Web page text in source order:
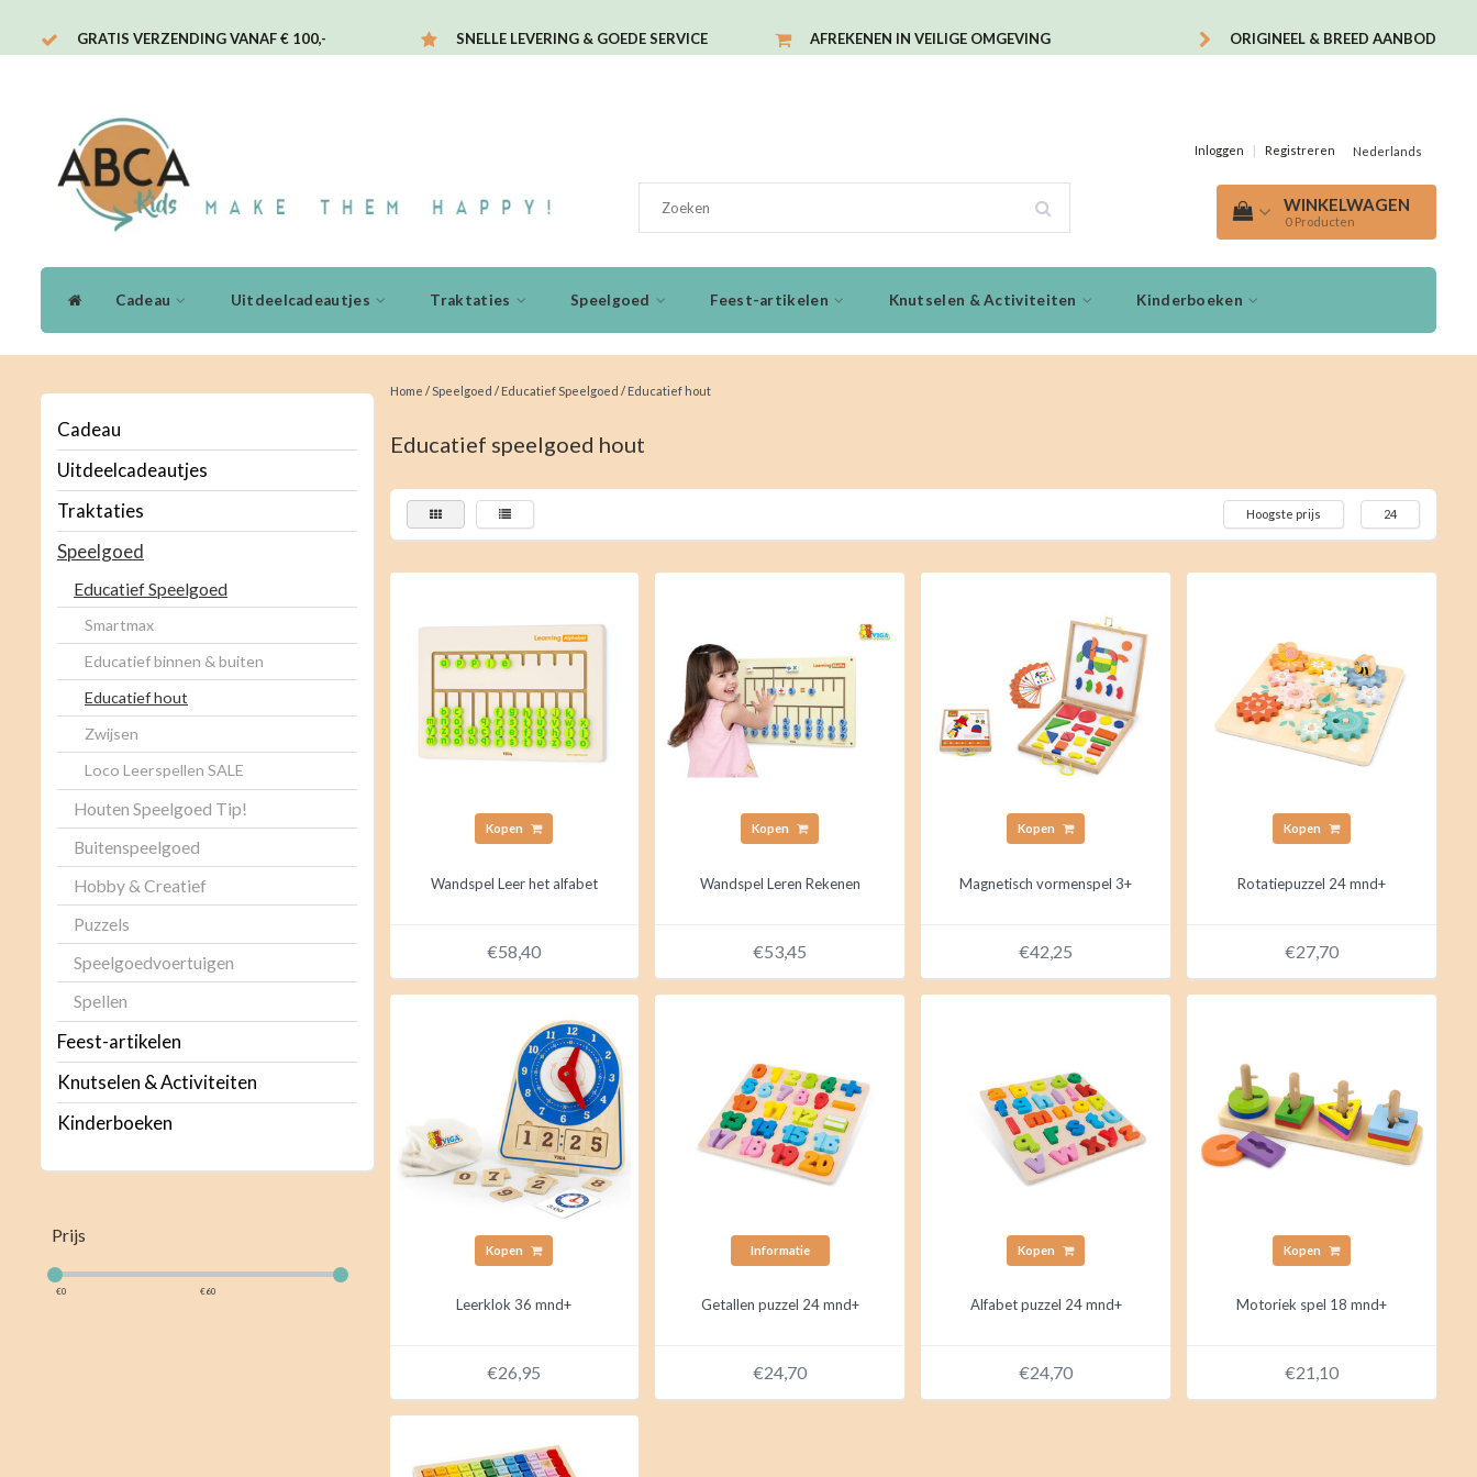
GRATIS VERZENDING VANAF € 100,- SNELLE LEVERING & GOEDE SERVICE AFREKENEN IN VEILIGE OMGEVING ORIGINEEL & BREED AANBOD
Inloggen | Registreren Nederlands
WINKELWAGEN
0 Producten
Cadeau Uitdeelcadeautjes Traktaties Speelgoed Feest-artikelen Knutselen & Activiteiten Kinderboeken
Cadeau
Uitdeelcadeautjes
Traktaties
Speelgoed
Educatief Speelgoed
Smartmax
Educatief binnen & buiten
Educatief hout
Zwijsen
Loco Leerspellen SALE
Houten Speelgoed Tip!
Buitenspeelgoed
Hobby & Creatief
Puzzels
Speelgoedvoertuigen
Spellen
Feest-artikelen
Knutselen & Activiteiten
Kinderboeken
Prijs
€0 €60
Home / Speelgoed / Educatief Speelgoed / Educatief hout
Educatief speelgoed hout
Hoogste prijs 24
Kopen
Wandspel Leer het alfabet
€58,40
Kopen
Wandspel Leren Rekenen
€53,45
Kopen
Magnetisch vormenspel 3+
€42,25
Kopen
Rotatiepuzzel 24 mnd+
€27,70
Kopen
Leerklok 36 mnd+
€26,95
Informatie
Getallen puzzel 24 mnd+
€24,70
Kopen
Alfabet puzzel 24 mnd+
€24,70
Kopen
Motoriek spel 18 mnd+
€21,10